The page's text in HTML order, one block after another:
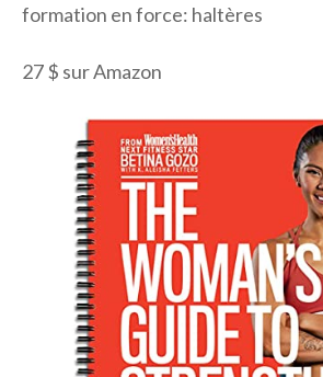
formation en force: haltères
27 $ sur Amazon